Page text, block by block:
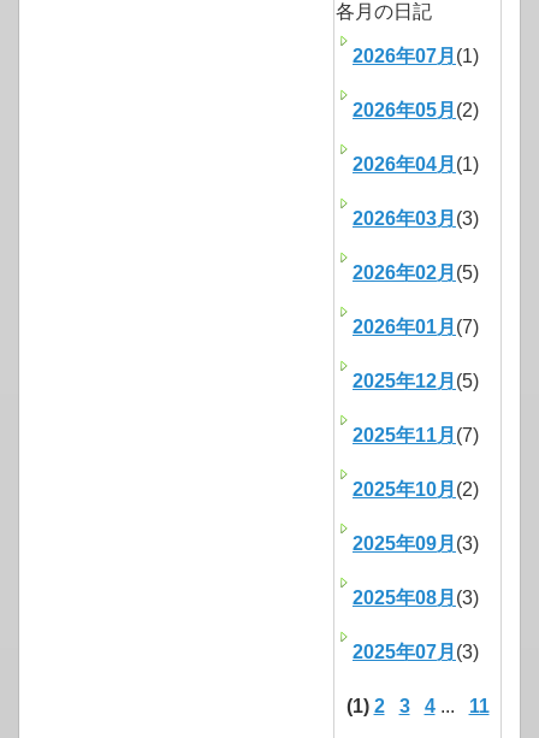
各月の日記
2026年07月 (1)
2026年05月 (2)
2026年04月 (1)
2026年03月 (3)
2026年02月 (5)
2026年01月 (7)
2025年12月 (5)
2025年11月 (7)
2025年10月 (2)
2025年09月 (3)
2025年08月 (3)
2025年07月 (3)
(1) 2 3 4... 11